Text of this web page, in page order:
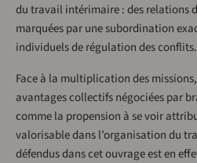
du travail intérimaire : des relations
marquées par une subordination
individuels de régulation des conflits.
Face à la multiplication des
avantages collectifs négociées par
comme la propension à se voir
valorisable dans l’organisation du
défendus dans cet ouvrage est en